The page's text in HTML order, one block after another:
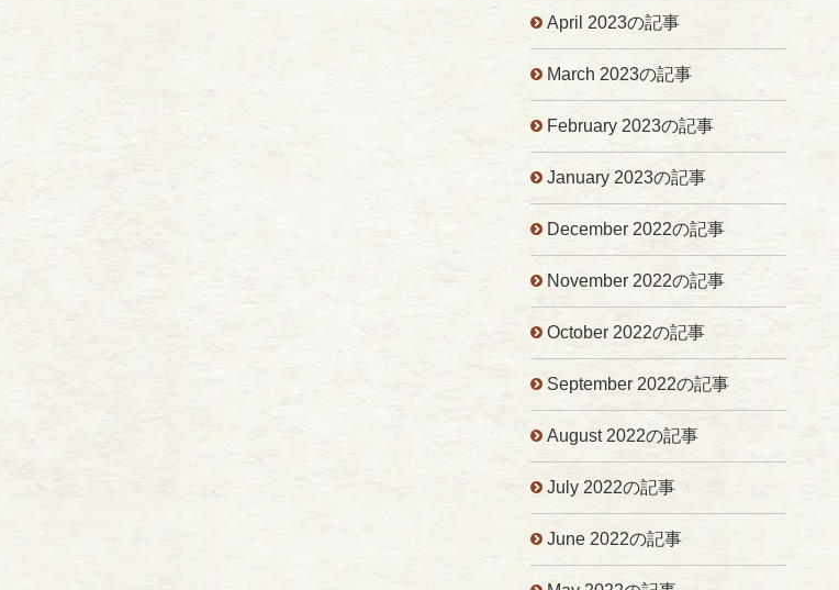
April 2023の記事
March 2023の記事
February 2023の記事
January 2023の記事
December 2022の記事
November 2022の記事
October 2022の記事
September 2022の記事
August 2022の記事
July 2022の記事
June 2022の記事